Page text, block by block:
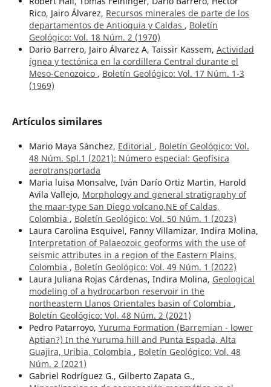
Rico, Jairo Álvarez, Recursos minerales de parte de los
departamentos de Antioquia y Caldas , Boletín
Geológico: Vol. 18 Núm. 2 (1970)
Dario Barrero, Jairo Álvarez A, Taissir Kassem, Actividad
ígnea y tectónica en la cordillera Central durante el
Meso-Cenozoico , Boletín Geológico: Vol. 17 Núm. 1-3
(1969)
Artículos similares
Mario Maya Sánchez, Editorial , Boletín Geológico: Vol.
48 Núm. Spl.1 (2021): Número especial: Geofísica
aerotransportada
Maria luisa Monsalve, Iván Darío Ortiz Martin, Harold
Avila Vallejo, Morphology and general stratigraphy of
the maar-type San Diego volcano,NE of Caldas,
Colombia , Boletín Geológico: Vol. 50 Núm. 1 (2023)
Laura Carolina Esquivel, Fanny Villamizar, Indira Molina,
Interpretation of Palaeozoic geoforms with the use of
seismic attributes in a region of the Eastern Plains,
Colombia , Boletín Geológico: Vol. 49 Núm. 1 (2022)
Laura Juliana Rojas Cárdenas, Indira Molina, Geological
modeling of a hydrocarbon reservoir in the
northeastern Llanos Orientales basin of Colombia ,
Boletín Geológico: Vol. 48 Núm. 2 (2021)
Pedro Patarroyo, Yuruma Formation (Barremian - lower
Aptian?) In the Yuruma hill and Punta Espada, Alta
Guajira, Uribia, Colombia , Boletín Geológico: Vol. 48
Núm. 2 (2021)
Gabriel Rodríguez G., Gilberto Zapata G.,